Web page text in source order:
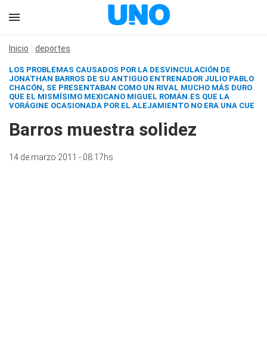
Inicio deportes
LOS PROBLEMAS CAUSADOS POR LA DESVINCULACIÓN DE
JONATHAN BARROS DE SU ANTIGUO ENTRENADOR JULIO PABLO
CHACÓN, SE PRESENTABAN COMO UN RIVAL MUCHO MÁS DURO
QUE EL MISMÍSIMO MEXICANO MIGUEL ROMÁN.ES QUE LA
VORÁGINE OCASIONADA POR EL ALEJAMIENTO NO ERA UNA CUE
Barros muestra solidez
14 de marzo 2011 - 08:17hs